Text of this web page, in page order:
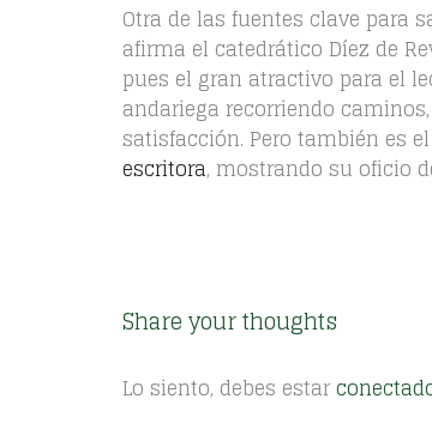
Otra de las fuentes clave para
afirma el catedrático Díez de
pues el gran atractivo para el
andariega recorriendo
satisfacción. Pero también es el
escritora, mostrando su oficio
Share your thoughts
Lo siento, debes estar